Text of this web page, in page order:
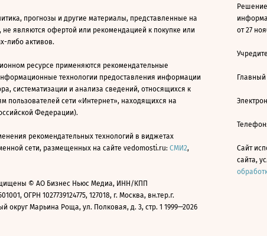
прогнозы и другие материалы, представленные на
не являются офертой или рекомендацией к покупке или
либо активов.
ресурсе применяются рекомендательные
технологии предоставления информации
систематизации и анализа сведений, относящихся к
пользователей сети «Интернет», находящихся на
Федерации).
рекомендательных технологий в виджетах
сети, размещенных на сайте vedomosti.ru: СМИ2,
© АО Бизнес Ньюс Медиа, ИНН/КПП
ОГРН 1027739124775, 127018, г. Москва, вн.тер.г.
округ Марьина Роща, ул. Полковая, д. 3, стр. 1 1999—2026
от 27
Сайт
сайта,